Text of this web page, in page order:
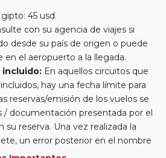
45 usd
con su agencia de viajes si
desde su país de origen o puede
el aeropuerto a la llegada.
incluido: En aquellos circuitos que
hay una fecha límite para
reservas/emisión de los vuelos se
/ documentación presentada por el
reserva. Una vez realizada la
un error posterior en el nombre
puede provocar la invalidez del